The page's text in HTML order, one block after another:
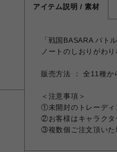
アイテム説明 / 素材
「戦国BASARA バト
ノートのしおりがわ
販売方法 ： 全11種か
＜注意事項＞
①未開封のトレーディ
②お客様はキャラクタ
③複数個ご注文頂いた